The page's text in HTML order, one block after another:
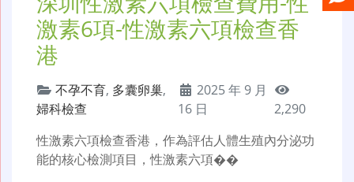
激素6項-性激素六項檢查香
港
不孕不育, 多囊卵巢,
婦科檢查
2025 年 9 月
16 日
2,290
性激素六項檢查香港，作為評估人體生殖內分泌功
能的核心檢測項目，性激素六項��